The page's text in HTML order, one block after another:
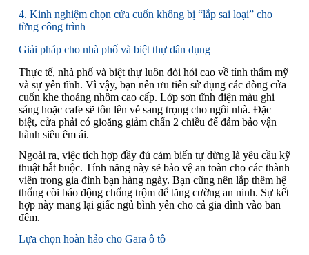
4. Kinh nghiệm chọn cửa cuốn không bị “lắp sai loại” cho
từng công trình
Giải pháp cho nhà phố và biệt thự dân dụng
Thực tế, nhà phố và biệt thự luôn đòi hỏi cao về tính thẩm mỹ
và sự yên tĩnh. Vì vậy, bạn nên ưu tiên sử dụng các dòng cửa
cuốn khe thoáng nhôm cao cấp. Lớp sơn tĩnh điện màu ghi
sáng hoặc cafe sẽ tôn lên vẻ sang trọng cho ngôi nhà. Đặc
biệt, cửa phải có gioăng giảm chấn 2 chiều để đảm bảo vận
hành siêu êm ái.
Ngoài ra, việc tích hợp đầy đủ cảm biến tự dừng là yêu cầu kỹ
thuật bắt buộc. Tính năng này sẽ bảo vệ an toàn cho các thành
viên trong gia đình bạn hàng ngày. Bạn cũng nên lắp thêm hệ
thống còi báo động chống trộm để tăng cường an ninh. Sự kết
hợp này mang lại giấc ngủ bình yên cho cả gia đình vào ban
đêm.
Lựa chọn hoàn hảo cho Gara ô tô